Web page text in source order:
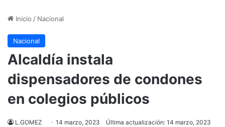
Inicio / Nacional
Nacional
Alcaldía instala
dispensadores de condones
en colegios públicos
L.GOMEZ 14 marzo, 2023 Última actualización: 14 marzo, 2023